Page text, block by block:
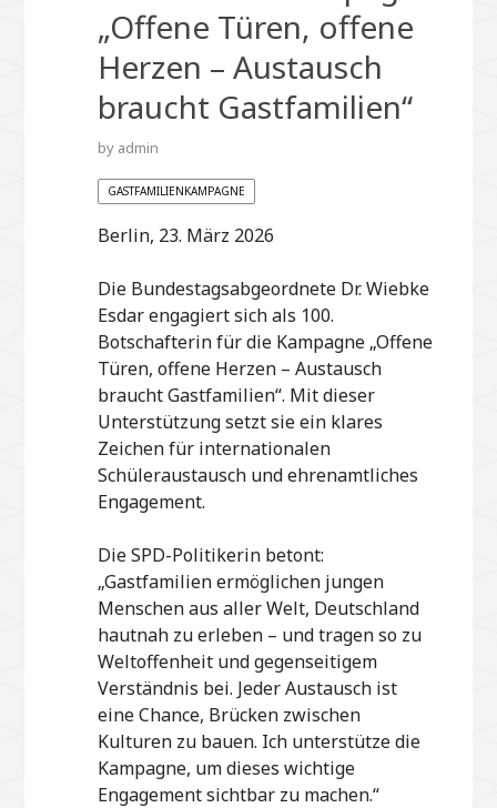
„Offene Türen, offene
Herzen – Austausch
braucht Gastfamilien“
by admin
GASTFAMILIENKAMPAGNE
Berlin, 23. März 2026
Die Bundestagsabgeordnete Dr. Wiebke
Esdar engagiert sich als 100.
Botschafterin für die Kampagne „Offene
Türen, offene Herzen – Austausch
braucht Gastfamilien“. Mit dieser
Unterstützung setzt sie ein klares
Zeichen für internationalen
Schüleraustausch und ehrenamtliches
Engagement.
Die SPD-Politikerin betont:
„Gastfamilien ermöglichen jungen
Menschen aus aller Welt, Deutschland
hautnah zu erleben – und tragen so zu
Weltoffenheit und gegenseitigem
Verständnis bei. Jeder Austausch ist
eine Chance, Brücken zwischen
Kulturen zu bauen. Ich unterstütze die
Kampagne, um dieses wichtige
Engagement sichtbar zu machen.“